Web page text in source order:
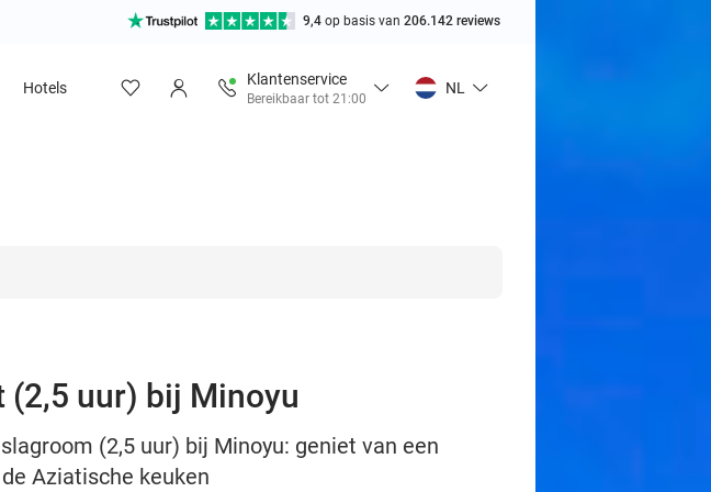
9,4 op basis van 206.142 reviews
Hotels
Klantenservice
Bereikbaar tot 21:00
NL
(2,5 uur) bij Minoyu
(2,5 uur) bij Minoyu: geniet van een
Aziatische keuken